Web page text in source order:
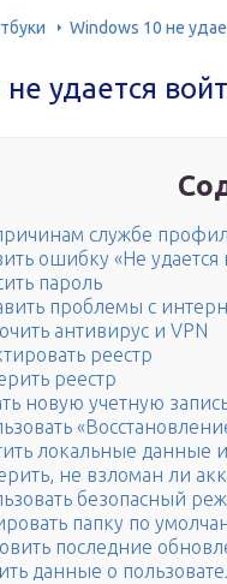
Windows 10 не
удается
службе
ошибку «Не удается
пароль
проблемы с
антивирус и VPN
реестр
реестр
новую учетную
локальные данные
не взломан ли
безопасный
папку по
последние
данные о